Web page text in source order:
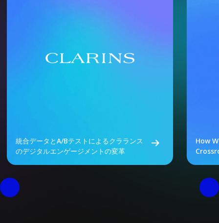
統合データとA/Bテストによるクラランス
のデジタルエンゲージメントの変革
How